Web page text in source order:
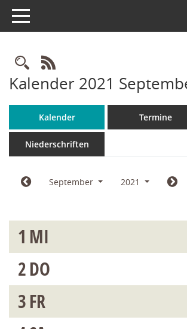
Toggle navigation
Rechercheauswahl
RSS-Feed
Kalender 2021
Kalender Termine
Niederschriften
September 2021
1 MI
2DO
3FR